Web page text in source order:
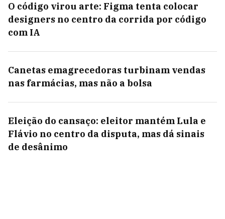
O código virou arte: Figma tenta colocar
designers no centro da corrida por código
com IA
Canetas emagrecedoras turbinam vendas
nas farmácias, mas não a bolsa
Eleição do cansaço: eleitor mantém Lula e
Flávio no centro da disputa, mas dá sinais
de desânimo